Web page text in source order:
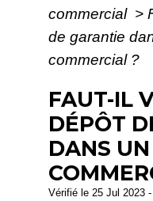
commercial >
de garantie
commercial ?
FAUT-IL
DÉPÔT
DANS
Vérifié le 25 Jul 2023